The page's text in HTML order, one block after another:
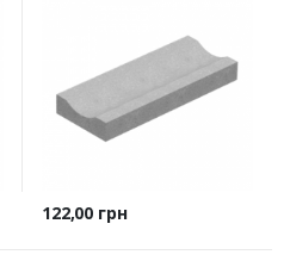
Ціна
122,00 грн